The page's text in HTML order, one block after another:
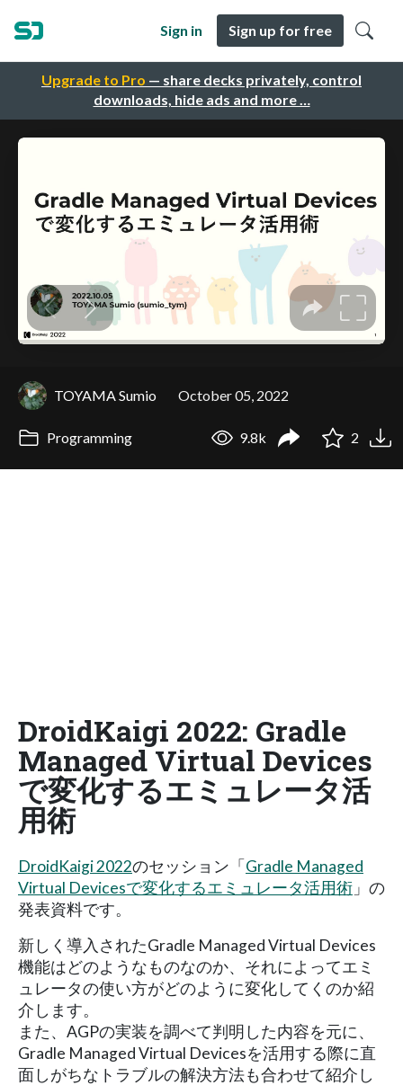
Upgrade to Pro — share decks privately, control
downloads, hide ads and more …
Sign in Sign up for free
TOYAMA Sumio October 05, 2022
Programming 9.8k 2
DroidKaigi 2022: Gradle
Managed Virtual Devices
で変化するエミュレータ活
用術
DroidKaigi 2022のセッション「Gradle Managed
Virtual Devicesで変化するエミュレータ活用術 」の
発表資料です。
新しく導入されたGradle Managed Virtual Devices
機能はどのようなものなのか、それによってエミ
ュレータの使い方がどのように変化してくのか紹
介します。
また、AGPの実装を調べて判明した内容を元に、
Gradle Managed Virtual Devicesを活用する際に直
面しがちなトラブルの解決方法も合わせて紹介し